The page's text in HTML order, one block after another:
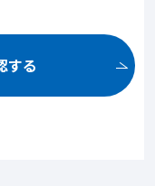
類の郵送のため。
する